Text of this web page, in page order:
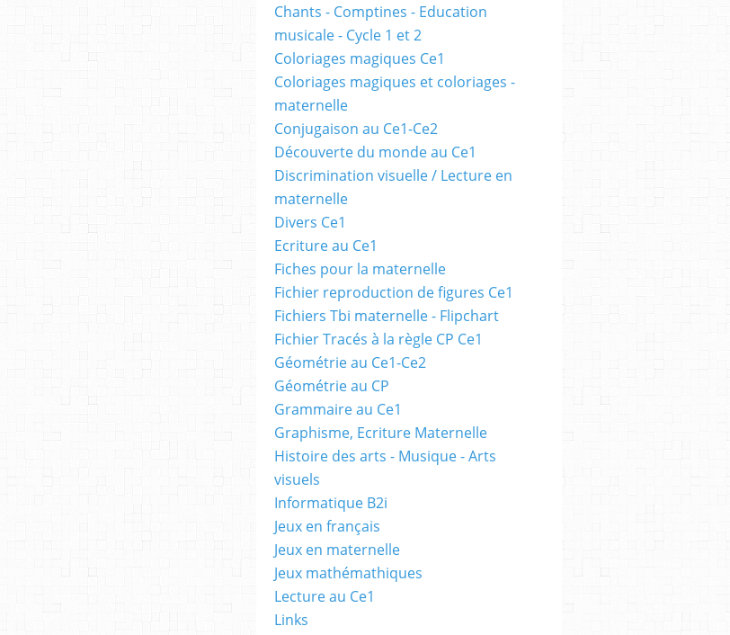
Chants - Comptines - Education
musicale - Cycle 1 et 2
Coloriages magiques Ce1
Coloriages magiques et coloriages -
maternelle
Conjugaison au Ce1-Ce2
Découverte du monde au Ce1
Discrimination visuelle / Lecture en
maternelle
Divers Ce1
Ecriture au Ce1
Fiches pour la maternelle
Fichier reproduction de figures Ce1
Fichiers Tbi maternelle - Flipchart
Fichier Tracés à la règle CP Ce1
Géométrie au Ce1-Ce2
Géométrie au CP
Grammaire au Ce1
Graphisme, Ecriture Maternelle
Histoire des arts - Musique - Arts
visuels
Informatique B2i
Jeux en français
Jeux en maternelle
Jeux mathémathiques
Lecture au Ce1
Links